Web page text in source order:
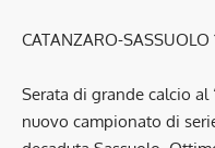
CATANZARO-SASSUOLO
Serata di grande calcio
nuovo campionato di